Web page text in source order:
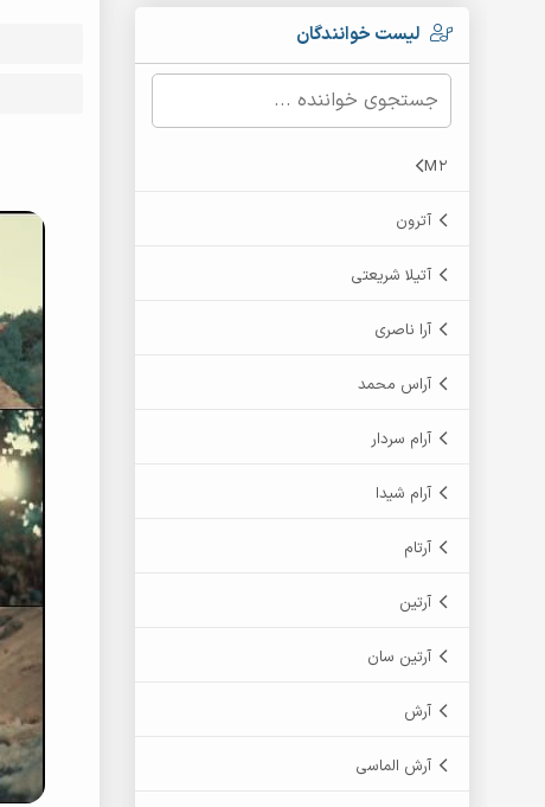
لیست خوانندگان
M2
آترون
آتیلا شریعتی
آرا ناصری
آراس محمد
آرام سردار
آرام شیدا
آرتام
آرتین
آرتین سان
آرش
آرش الماسی